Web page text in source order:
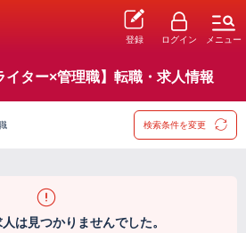
登録 ログイン メニュー
イター×管理職】転職・求人情報
検索条件を変更
は見つかりませんでした。